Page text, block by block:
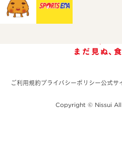
ご利用規約プライバシーポリシー公式サ
Copyright © Nissui